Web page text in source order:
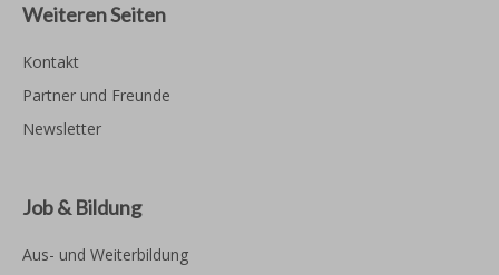
Weiteren Seiten
Kontakt
Partner und Freunde
Newsletter
Job & Bildung
Aus- und Weiterbildung